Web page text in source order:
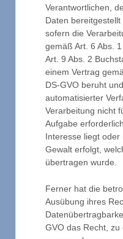
Verantwortlichen,
Daten bereitgestellt
sofern die
gemäß Art. 6 Abs.
Art. 9 Abs. 2
einem Vertrag
DS-GVO beruht
automatisierter
Verarbeitung nicht
Aufgabe
Interesse liegt oder
Gewalt erfolgt,
übertragen wurde.
Ferner hat die
Ausübung ihres
GVO das Recht,